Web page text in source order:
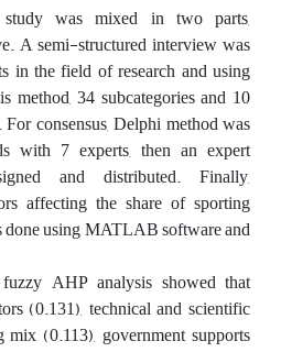
was mixed in two parts,
A semi-structured interview was
in the field of research and using
method, 34 subcategories and 10
consensus, Delphi method was
with 7 experts, then an expert
and distributed. Finally,
affecting the share of sporting
done using MATLAB software and
AHP analysis showed that
(0.131), technical and scientific
(0.113), government supports